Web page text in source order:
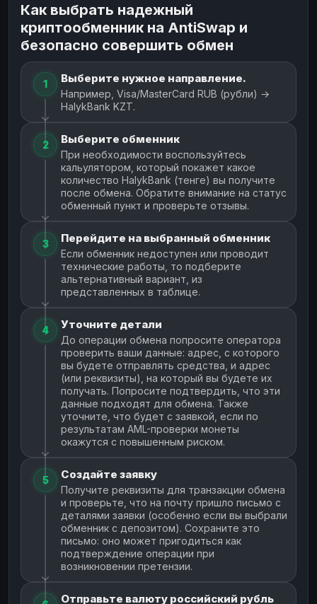
Как выбрать надежный
криптообменник на AntiSwap и
безопасно совершить обмен
1 Выберите нужное направление.
Например, Visa/MasterCard RUB (рубли) →
HalykBank KZT.
2 Выберите обменник
При необходимости воспользуйтесь
кальулятором, который покажет какое
количество HalykBank (тенге) вы получите
после обмена. Обратите внимание на статус
обменный пункт и проверьте отзывы.
3 Перейдите на выбранный обменник
Если обменник недоступен или проводит
технические работы, то подберите
альтернативный вариант, из
представленных в таблице.
4 Уточните детали
До операции обмена попросите оператора
проверить ваши данные: адрес, с которого
вы будете отправлять средства, и адрес
(или реквизиты), на который вы будете их
получать. Попросите подтвердить, что эти
данные подходят для обмена. Также
уточните, что будет с заявкой, если по
результатам AML-проверки монеты
окажутся с повышенным риском.
5 Создайте заявку
Получите реквизиты для транзакции обмена
и проверьте, что на почту пришло письмо с
деталями заявки (особенно если вы выбрали
обменник с депозитом). Сохраните это
письмо: оно может пригодиться как
подтверждение операции при
возникновении претензии.
Отправьте валюту российский рубль